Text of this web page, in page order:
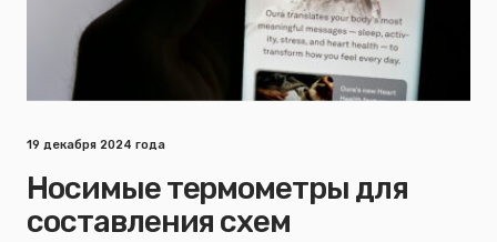
19 декабря 2024 года
Носимые термометры для
составления схем